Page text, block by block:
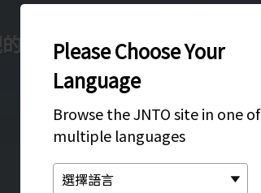
Please Choose Your
Language
Browse the JNTO site in one of
multiple languages
海岸線